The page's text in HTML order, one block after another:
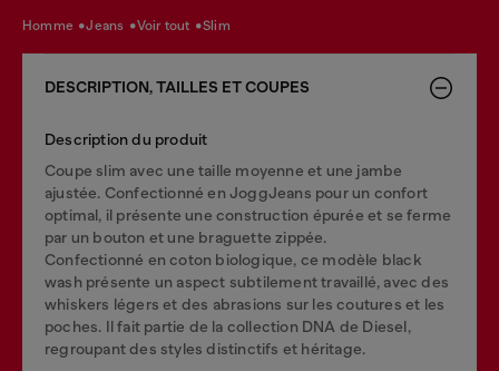
homme jeans voir tout slim
DESCRIPTION, TAILLES ET COUPES
Description du produit
Coupe slim avec une taille moyenne et une jambe
ajustée. Confectionné en JoggJeans pour un confort
optimal, il présente une construction épurée et se ferme
par un bouton et une braguette zippée.
Confectionné en coton biologique, ce modèle black
wash présente un aspect subtilement travaillé, avec des
whiskers légers et des abrasions sur les coutures et les
poches. Il fait partie de la collection DNA de Diesel,
regroupant des styles distinctifs et héritage.